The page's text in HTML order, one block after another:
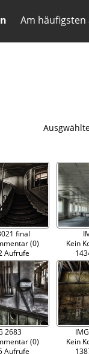
Am häufigsten
final
(0)
Aufrufe
Kein
2683
(0)
Aufrufe
Kein